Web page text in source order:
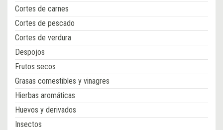
Cortes de carnes
Cortes de pescado
Cortes de verdura
Despojos
Frutos secos
Grasas comestibles y vinagres
Hierbas aromáticas
Huevos y derivados
Insectos